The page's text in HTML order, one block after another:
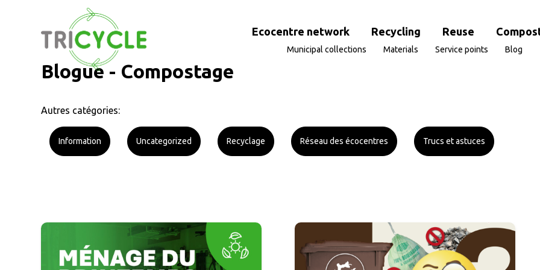
Ecocentre network Recycling Reuse
Municipal collections Materials Service points Blog
Blogue - Compostage
Autres catégories:
Information Uncategorized Recyclage Réseau des écocentres Trucs et astuces